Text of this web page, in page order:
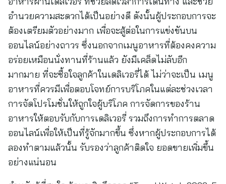
อำนวยความสะดวกได้เป็นอย่างดี ดังนั้นผู้ประกอบการจะ
ต้องเตรียมตัวอย่างมาก เพื่อจะสู้ต่อในการแข่งขันบน
ออนไลน์อย่างถาวร ซึ่งนอกจากเมนูอาหารที่ต้องคงความ
อร่อยเหมือนนั่งทานที่ร้านแล้ว ยังมีเคล็ดไม่ลับอีก
มากมาย ที่จะซื้อใจลูกค้าในเดลิเวอรี่ได้ ไม่ว่าจะเป็น เมนู
อาหารที่ควรมีเพื่อตอบโจทย์การบริโภคในแต่ละช่วงเวลา
การจัดโปรโมชั่นให้ถูกใจผู้บริโภค การจัดการของร้าน
อาหารให้ตอบรับกับการเดลิเวอรี่ รวมถึงการทำการตลาด
ออนไลน์เพื่อให้เป็นที่รู้จักมากขึ้น ซึ่งหากผู้ประกอบการได้
ลองทำตามแล้วนั้น รับรองว่าลูกค้าติดใจ ยอดขายเพิ่มขึ้น
อย่างแน่นอน